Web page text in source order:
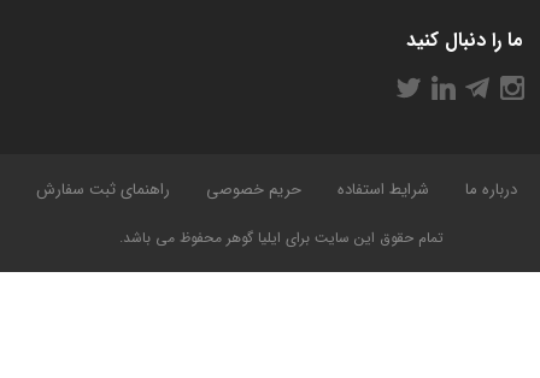
تمام حقوق این سایت برای ایلیا گوهر محفوظ می باشد.
درباره ما شرایط استفاده حریم خصوصی راهنمای ثبت سفارش
ما را دنبال کنید